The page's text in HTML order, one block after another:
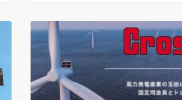
ト基礎を積み込む吊り具を完成させました。